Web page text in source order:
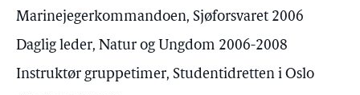
Marinejegerkommandoen, Sjøforsvaret 2006
Daglig leder, Natur og Ungdom 2006-2008
Instruktør gruppetimer, Studentidretten i Oslo